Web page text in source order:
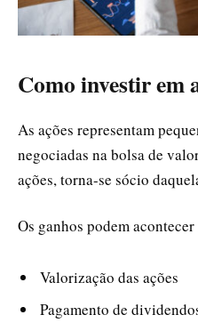
Como investir em
As ações representam
negociadas na bolsa de
ações, torna-se sócio
Os ganhos podem
Valorização das ações
Pagamento de